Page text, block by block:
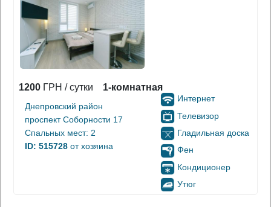
1200 ГРН / сутки 1-комнатная
Днепровский район
проспект Соборности 17
Спальных мест: 2
ID: 515728 от хозяина
Интернет
Телевизор
Гладильная доска
Фен
Кондиционер
Утюг